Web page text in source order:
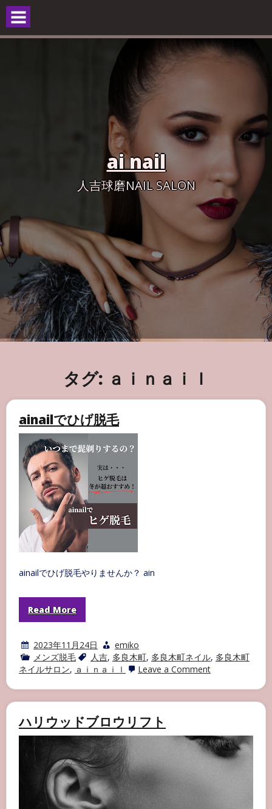
Skip
content
ai nail
人吉球磨NAIL SALON
タグ: ａｉｎａｉｌ
ainailでひげ脱毛
ainailでひげ脱毛やりませんか？ ain
Read More
2023年11月24日
emiko
メンズ脱毛
人吉, 多良木町, 多良木町ネイル, 多良木町
ネイルサロン, ａｉｎａｉｌ Leave a Commenton
で
ハリウッドブロウリフト